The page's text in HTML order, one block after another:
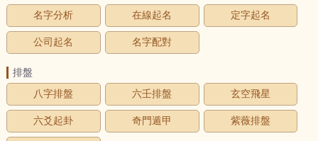
名字分析
在線起名 定字起名
公司起名 名字配對
排盤
八字排盤
六壬排盤 玄空飛星
六爻起卦 奇門遁甲 紫薇排盤